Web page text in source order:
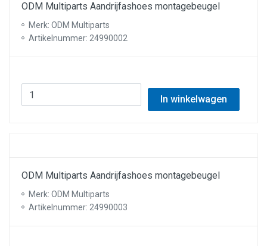
ODM Multiparts Aandrijfashoes montagebeugel
Merk: ODM Multiparts
Artikelnummer: 24990002
In winkelwagen
ODM Multiparts Aandrijfashoes montagebeugel
Merk: ODM Multiparts
Artikelnummer: 24990003